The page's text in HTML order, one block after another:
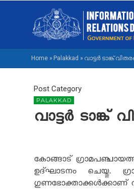
BREADCRUMB
Home » Palakkad » വാട്ടര്‍ ടാങ്ക്
Post Category
PALAKKAD
വാട്ടര്‍ ടാങ്ക്
കോങ്ങാട്
ഉദ്ഘാടനം ചെയ്തു.
ഗുണഭോക്താക്കള്‍ക്കാണ്